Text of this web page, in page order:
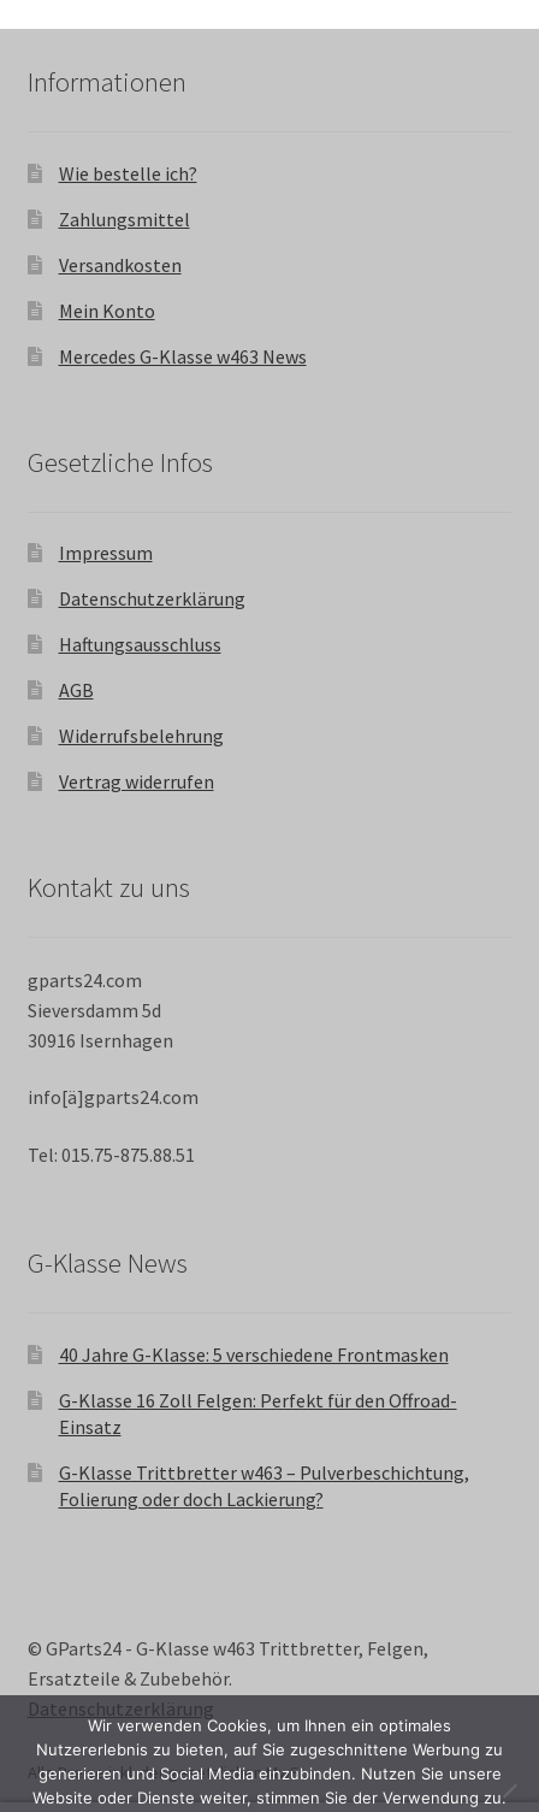
Informationen
Wie bestelle ich?
Zahlungsmittel
Versandkosten
Mein Konto
Mercedes G-Klasse w463 News
Gesetzliche Infos
Impressum
Datenschutzerklärung
Haftungsausschluss
AGB
Widerrufsbelehrung
Vertrag widerrufen
Kontakt zu uns
gparts24.com
Sieversdamm 5d
30916 Isernhagen
info[ä]gparts24.com
Tel: 015.75-875.88.51
G-Klasse News
40 Jahre G-Klasse: 5 verschiedene Frontmasken
G-Klasse 16 Zoll Felgen: Perfekt für den Offroad-
Einsatz
G-Klasse Trittbretter w463 – Pulverbeschichtung,
Folierung oder doch Lackierung?
© GParts24 - G-Klasse w463 Trittbretter, Felgen,
Ersatzteile & Zubebehör.
Datenschutzerklärung
Alle Preise inkl. der gesetzlichen MwSt.
Wir verwenden Cookies, um Ihnen ein optimales
Nutzererlebnis zu bieten, auf Sie zugeschnittene Werbung zu
generieren und Social Media einzubinden. Nutzen Sie unsere
Website oder Dienste weiter, stimmen Sie der Verwendung zu.